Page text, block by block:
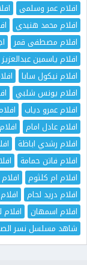
افلام عمر وسلمى
افلام محمد هنيدي
افلام مصطفى قمر
افلام ياسمين عبدالعزيز
افلام نيكول سابا
افلام يونس شلبي
افلام عمرو دياب
افلام عادل امام
افلام رشدي اباظة
افلام فاتن حمامة
افلام ام كلثوم
افلام دريد لحام
افلام اسمهان
افلام
شاهد مسلسل نسر